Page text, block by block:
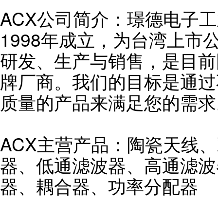
ACX公司简介：璟德电子
1998年成立，为台湾上市
研发、生产与销售，是目
牌厂商。我们的目标是通
质量的产品来满足您的需
ACX主营产品：陶瓷天线
器、低通滤波器、高通滤
器、耦合器、功率分配器